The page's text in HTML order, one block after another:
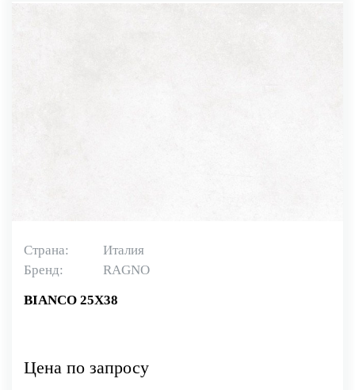
Страна:
Италия
Бренд:
RAGNO
BIANCO 25X38
Цена по запросу